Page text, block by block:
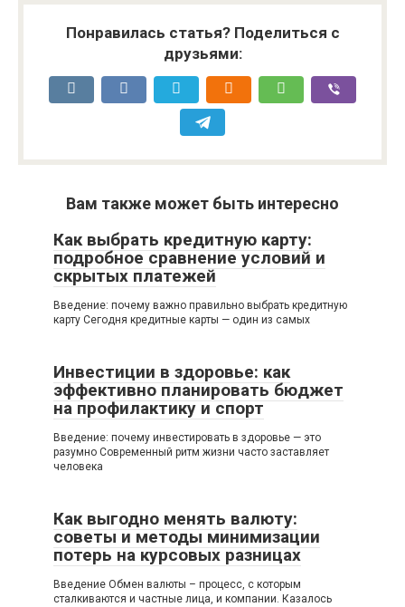
Понравилась статья? Поделиться с
друзьями:
Вам также может быть интересно
Как выбрать кредитную карту:
подробное сравнение условий и
скрытых платежей
Введение: почему важно правильно выбрать кредитную
карту Сегодня кредитные карты — один из самых
Инвестиции в здоровье: как
эффективно планировать бюджет
на профилактику и спорт
Введение: почему инвестировать в здоровье — это
разумно Современный ритм жизни часто заставляет
человека
Как выгодно менять валюту:
советы и методы минимизации
потерь на курсовых разницах
Введение Обмен валюты – процесс, с которым
сталкиваются и частные лица, и компании. Казалось